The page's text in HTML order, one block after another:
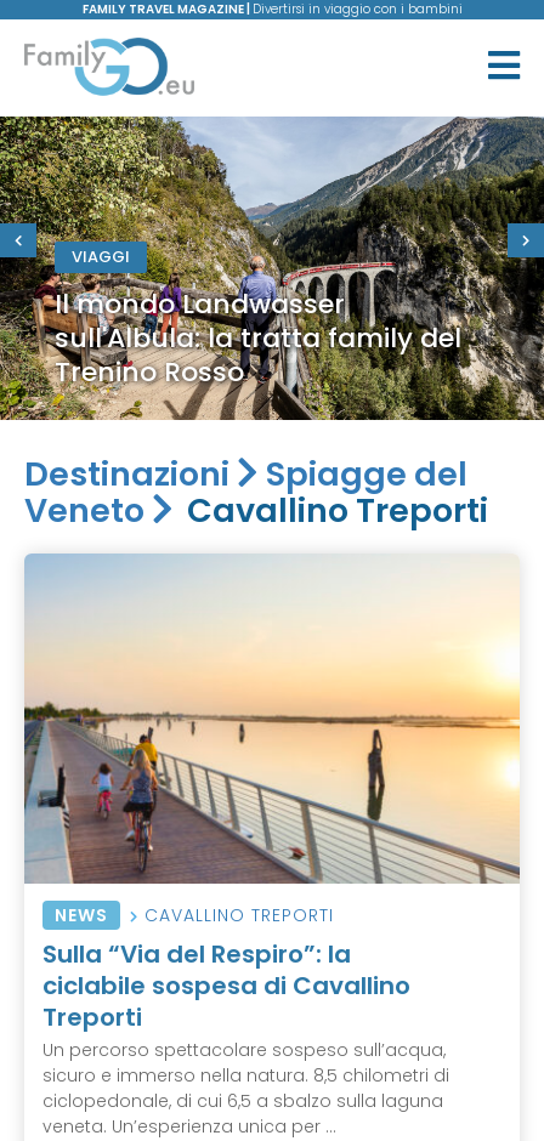
FAMILY TRAVEL MAGAZINE | Divertirsi in viaggio con i bambini
VIAGGI
Il mondo Landwasser
sull'Albula: la tratta family del
Trenino Rosso
Destinazioni
Spiagge del
Veneto
Cavallino Treporti
NEWS CAVALLINO TREPORTI
Sulla “Via del Respiro”: la
ciclabile sospesa di Cavallino
Treporti
Un percorso spettacolare sospeso sull’acqua,
sicuro e immerso nella natura. 8,5 chilometri di
ciclopedonale, di cui 6,5 a sbalzo sulla laguna
veneta. Un’esperienza unica per ...